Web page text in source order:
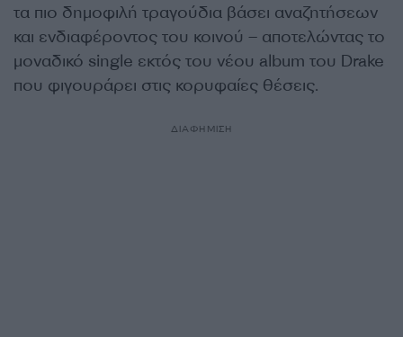
τα πιο δημοφιλή τραγούδια βάσει αναζητήσεων
και ενδιαφέροντος του κοινού – αποτελώντας το
μοναδικό single εκτός του νέου album του Drake
που φιγουράρει στις κορυφαίες θέσεις.
ΔΙΑΦΗΜΙΣΗ